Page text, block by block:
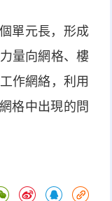
單元長，形成
量向網格、樓
作網絡，利用
格中出現的問